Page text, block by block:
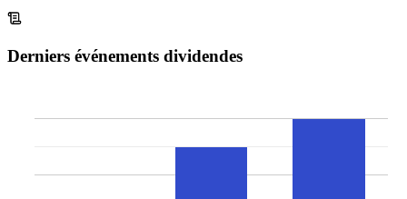
Derniers événements dividendes